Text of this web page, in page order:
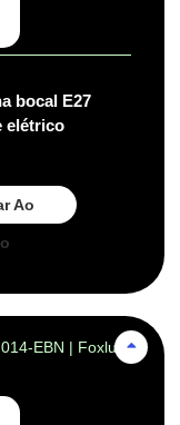
bocal E27
elétrico
Ao
EBN | Foxlux